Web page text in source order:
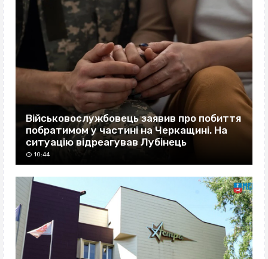
Військовослужбовець заявив про побиття
побратимом у частині на Черкащині. На
ситуацію відреагував Лубінець
10:44